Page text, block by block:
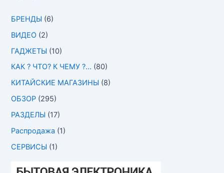
БРЕНДЫ (6)
ВИДЕО (2)
ГАДЖЕТЫ (10)
КАК ? ЧТО? К ЧЕМУ ?… (80)
КИТАЙСКИЕ МАГАЗИНЫ (8)
ОБЗОР (295)
РАЗДЕЛЫ (17)
Распродажа (1)
СЕРВИСЫ (1)